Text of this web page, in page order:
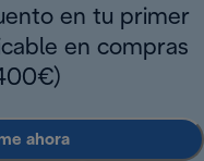
en tu primer
en compras
ahora